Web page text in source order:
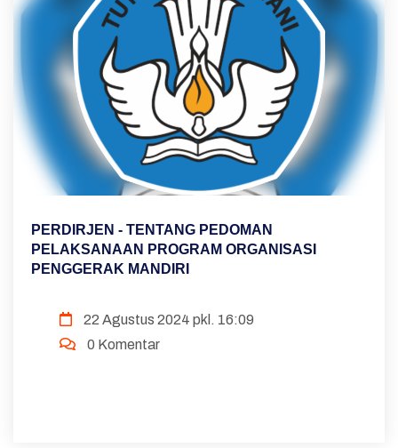
PERDIRJEN - TENTANG PEDOMAN
PELAKSANAAN PROGRAM ORGANISASI
PENGGERAK MANDIRI
22 Agustus 2024 pkl. 16:09
0 Komentar